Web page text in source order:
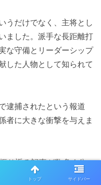
うだけでなく、主将とし
ました。派手な長距離打
な守備とリーダーシップ
した人物として知られて
逮捕されたという報道
者に大きな衝撃を与えま
り返る記事が数多く公
として感じていた責任、
トップ サイドバー